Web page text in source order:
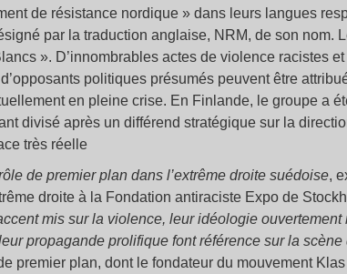
de résistance nordique » dans leurs langues
par la traduction anglaise, NRM, de son nom.
». D’innombrables actes de violence racistes
politiques présumés peuvent être
en pleine crise. En Finlande, le groupe a
divisé après un différend stratégique sur la
très réelle
de premier plan dans l’extrême droite suédoise,
droite à la Fondation antiraciste Expo de
mis sur la violence, leur idéologie ouvertement
propagande prolifique font référence sur la scène
premier plan, dont le fondateur du mouvement